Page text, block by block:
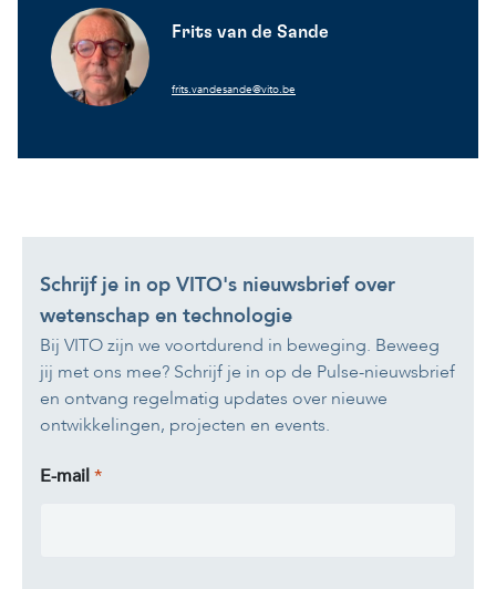
Frits van de Sande
frits.vandesande@vito.be
Schrijf je in op VITO's nieuwsbrief over
wetenschap en technologie
Bij VITO zijn we voortdurend in beweging. Beweeg
jij met ons mee? Schrijf je in op de Pulse-nieuwsbrief
en ontvang regelmatig updates over nieuwe
ontwikkelingen, projecten en events.
E-mail